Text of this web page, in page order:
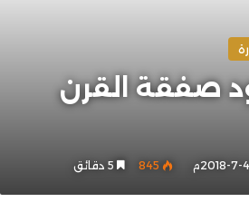
صفقة القرن
845